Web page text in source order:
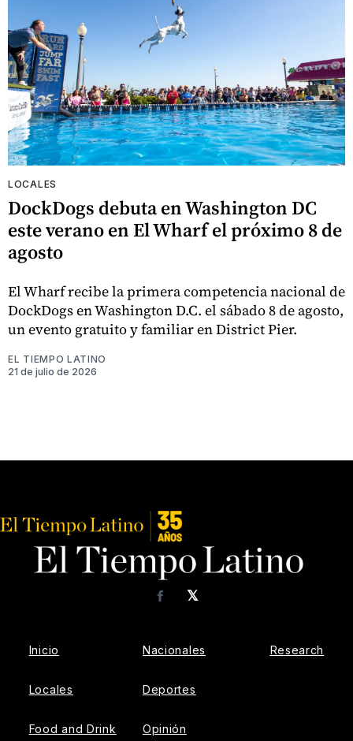
LOCALES
DockDogs debuta en Washington DC
este verano en El Wharf el próximo 8 de
agosto
El Wharf recibe la primera competencia nacional de
DockDogs en Washington D.C. el sábado 8 de agosto,
un evento gratuito y familiar en District Pier.
EL TIEMPO LATINO
21 de julio de 2026
𝕏
Facebook
Inicio
Locales
Food and Drink
Nacionales
Deportes
Opinión
Research